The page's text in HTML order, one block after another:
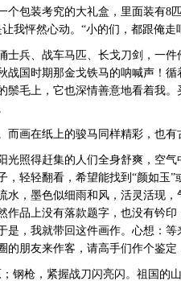
包装考究的大礼盒，里面装有8
我怦然心动。“小的们，都跟俺
兵、战车马匹、长戈刀剑，一件
战国时期那金戈铁马的呐喊声！
毛上，它也深情善意地看着我
画在纸上的骏马同样精彩，也有
照得赶集的人们全身舒爽，空气
轻轻翻看，希望能找到“颜如玉
，墨色似细雨和风，活灵活现
作品上没有落款题字，也没有钤
，我就带回这件画作。心想：
朋友来作客，请高手们作个鉴定
枪，紧握战刀闪亮闪。祖国的